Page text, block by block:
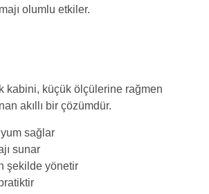
olumlu etkiler.
kabini, küçük ölçülerine rağmen
akıllı bir çözümdür.
sağlar
sunar
şekilde yönetir